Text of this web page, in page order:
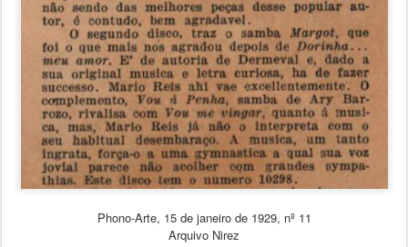
Phono-Arte, 15 de janeiro de 1929, nº 11
Arquivo Nirez